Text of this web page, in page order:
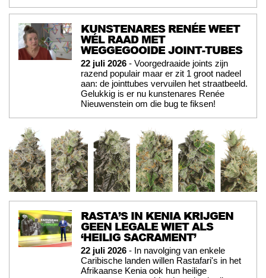
KUNSTENARES RENÉE WEET
WÉL RAAD MET
WEGGEGOOIDE JOINT-TUBES
22 juli 2026 - Voorgedraaide joints zijn
razend populair maar er zit 1 groot nadeel
aan: de jointtubes vervuilen het straatbeeld.
Gelukkig is er nu kunstenares Renée
Nieuwenstein om die bug te fiksen!
RASTA’S IN KENIA KRIJGEN
GEEN LEGALE WIET ALS
‘HEILIG SACRAMENT’
22 juli 2026 - In navolging van enkele
Caribische landen willen Rastafari's in het
Afrikaanse Kenia ook hun heilige